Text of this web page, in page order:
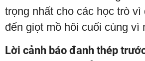
trọng nhất cho các học trò vì
đến giọt mồ hôi cuối cùng vì
Lời cảnh báo đanh thép